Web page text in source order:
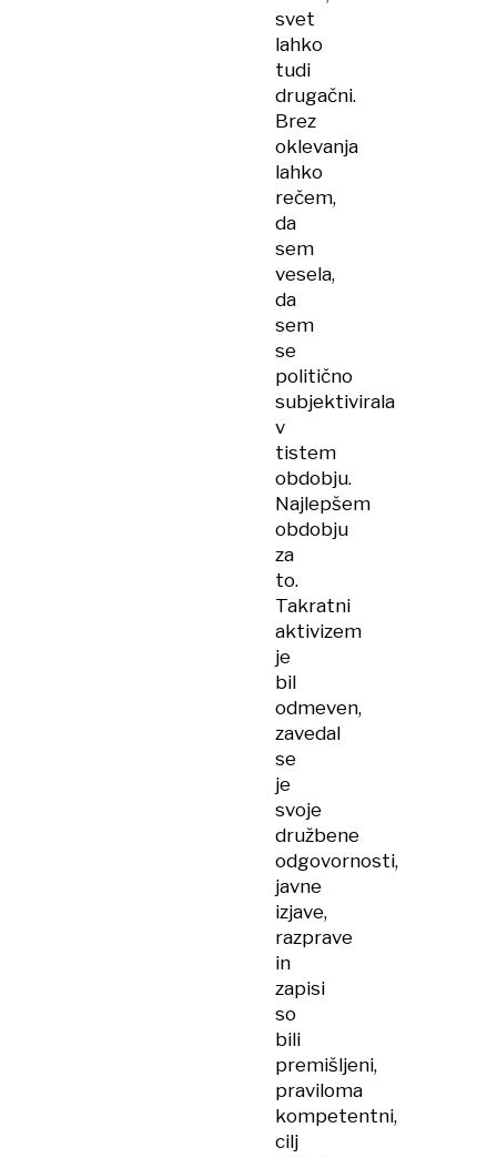
svet
lahko
tudi
drugačni.
Brez
oklevanja
lahko
rečem,
da
sem
vesela,
da
sem
se
politično
subjektivirala
v
tistem
obdobju.
Najlepšem
obdobju
za
to.
Takratni
aktivizem
je
bil
odmeven,
zavedal
se
je
svoje
družbene
odgovornosti,
javne
izjave,
razprave
in
zapisi
so
bili
premišljeni,
praviloma
kompetentni,
cilj